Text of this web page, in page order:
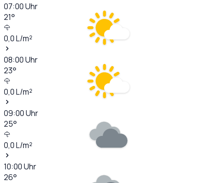
07:00Uhr
21°
0,0L/m²
08:00Uhr
23°
0,0L/m²
09:00Uhr
25°
0,0L/m²
10:00Uhr
26°